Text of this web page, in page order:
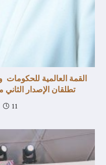
القمة العالمية
تطلقان الإصدار الثاني
11 فبراير، 2025